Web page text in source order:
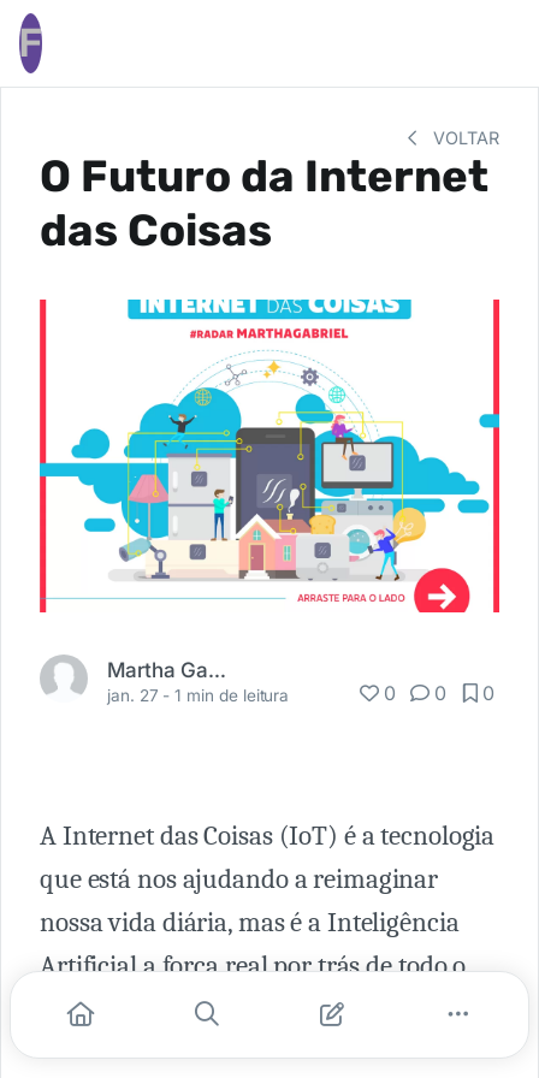
F
VOLTAR
O Futuro da Internet
das Coisas
Martha Gabriel
jan. 27 -1 min de leitura 0 0 0
A Internet das Coisas (IoT) é a tecnologia
que está nos ajudando a reimaginar
nossa vida diária, mas é a Inteligência
Artificial a força real por trás de todo o
potencial da IoT.